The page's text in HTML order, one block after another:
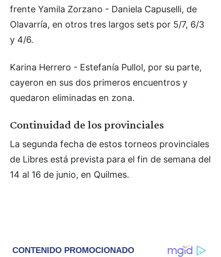
frente Yamila Zorzano - Daniela Capuselli, de
Olavarría, en otros tres largos sets por 5/7, 6/3
y 4/6.
Karina Herrero - Estefanía Pullol, por su parte,
cayeron en sus dos primeros encuentros y
quedaron eliminadas en zona.
Continuidad de los provinciales
La segunda fecha de estos torneos provinciales
de Libres está prevista para el fin de semana del
14 al 16 de junio, en Quilmes.